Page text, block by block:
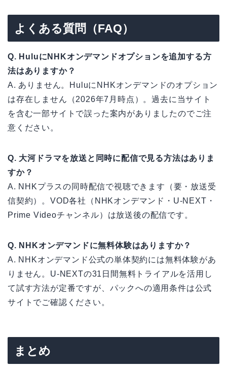
よくある質問（FAQ）
Q. HuluにNHKオンデマンドオプションを追加する方
法はありますか？
A. ありません。HuluにNHKオンデマンドのオプション
は存在しません（2026年7月時点）。過去に当サイト
を含む一部サイトで誤った案内がありましたのでご注
意ください。
Q. 大河ドラマを放送と同時に配信で見る方法はありま
すか？
A. NHKプラスの同時配信で視聴できます（要・放送受
信契約）。VOD各社（NHKオンデマンド・U-NEXT・
Prime Videoチャンネル）は放送後の配信です。
Q. NHKオンデマンドに無料体験はありますか？
A. NHKオンデマンド公式の単体契約には無料体験があ
りません。U-NEXTの31日間無料トライアルを活用し
て試す方法が定番ですが、パックへの適用条件は公式
サイトでご確認ください。
まとめ